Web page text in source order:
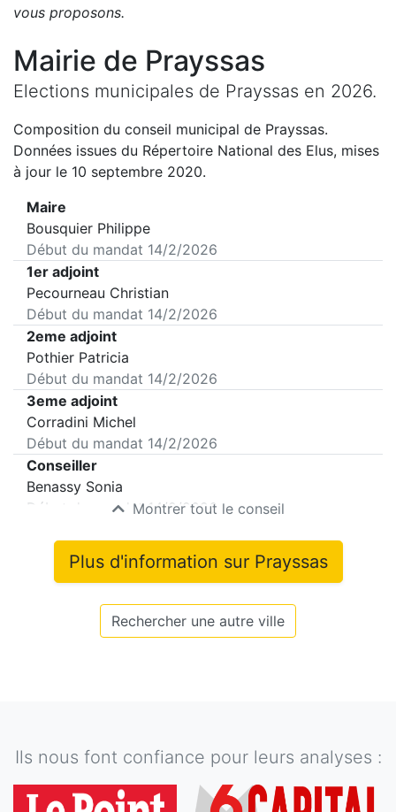
vous proposons.
Mairie de Prayssas
Elections municipales de Prayssas en 2026.
Composition du conseil municipal de Prayssas.
Données issues du Répertoire National des Elus, mises
à jour le 10 septembre 2020.
Maire
Bousquier Philippe
Début du mandat 14/2/2026
1er adjoint
Pecourneau Christian
Début du mandat 14/2/2026
2eme adjoint
Pothier Patricia
Début du mandat 14/2/2026
3eme adjoint
Corradini Michel
Début du mandat 14/2/2026
Conseiller
Benassy Sonia
Début du mandat14/2/2026
Montrer tout le conseil
Plus d'information sur Prayssas
Rechercher une autre ville
Ils nous font confiance pour leurs analyses :